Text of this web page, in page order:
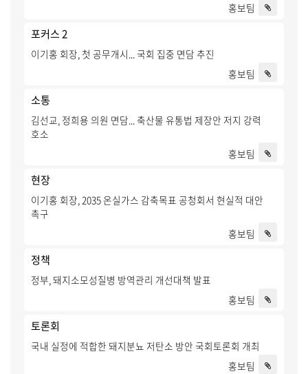
홍보팀
포커스 2
이기홍 회장, 첫 공무개시... 국회 집중 면담 추진
홍보팀
소통
김선교, 정희용 의원 면담... 축산물 유통법 제장안 저지 강력
호소
홍보팀
현장
이기홍 회장, 2035 온실가스 감축목표 공청회서 현실적 대안
촉구
홍보팀
정책
정부, 돼지소모성질병 방역관리 개선대책 발표
홍보팀
토론회
국내 실정에 적합한 돼지분뇨 저탄소 방안 국회토론회 개최
홍보팀